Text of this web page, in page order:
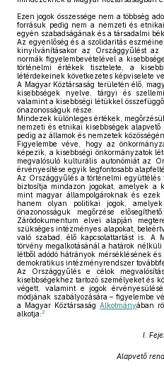
Ezen jogok összessége nem a többség
forrásuk pedig nem a nemzeti és
egyén szabadságának és a társadalmi
Az egyenlőség és a szolidaritás
kinyilvánításakor az Országgyűlést az
normák figyelembevételével a
történelmi értékek tisztelete, a
létérdekeinek következetes képviselete
A Magyar Köztársaság területén élő,
kisebbségek nyelve, tárgyi és
valamint a kisebbségi létükkel
önazonosságuk része.
Mindezek különleges értékek,
nemzeti és etnikai kisebbségek
pedig az államok és nemzetek
Figyelembe véve, hogy az
képezik, a kisebbségi önkormányzatok
megvalósuló kulturális autonómiát az
érvényesítése egyik legfontosabb
Az Országgyűlés a történelmi
biztosítja mindazon jogokat, amelyek a
mint magyar állampolgároknak és ezek
hanem olyan politikai jogok,
önazonosságuk megőrzése
Záródokumentum elvei alapján
szükséges intézményes alapokat,
való szabad, élő kapcsolattartást is. A
törvény megalkotásánál a határok nélküli
létből adódó hátrányok mérséklésének
demokratikus intézményrendszer
Az Országgyűlés e célok
kisebbségekhez tartozó személyeket és
végett, valamint e jogok
módjának szabályozására – figyelembe
a Magyar KöztársaságAlkotmányában
alkotja:2
I.
Alapvető